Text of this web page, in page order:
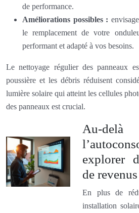
de performance.
Améliorations possibles :
le remplacement de votre
performant et adapté à vos besoins.
Le nettoyage régulier des panneaux
poussière et les débris réduisent
lumière solaire qui atteint les cellules
des panneaux est crucial.
Au-
explorer
de revenus
En plus de
installation